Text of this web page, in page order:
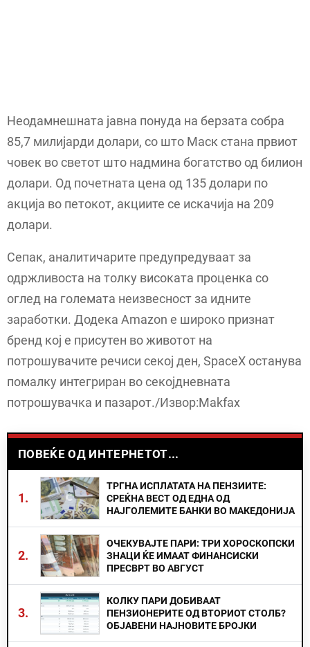
Неодамнешната јавна понуда на берзата собра
85,7 милијарди долари, со што Маск стана првиот
човек во светот што надмина богатство од билион
долари. Од почетната цена од 135 долари по
акција во петокот, акциите се искачија на 209
долари.
Сепак, аналитичарите предупредуваат за
одржливоста на толку високата проценка со
оглед на големата неизвесност за идните
заработки. Додека Amazon е широко признат
бренд кој е присутен во животот на
потрошувачите речиси секој ден, SpaceX останува
помалку интегриран во секојдневната
потрошувачка и пазарот./Извор:Makfax
ПОВЕЌЕ ОД ИНТЕРНЕТОТ...
1.
ТРГНА ИСПЛАТАТА НА ПЕНЗИИТЕ:
СРЕЌНА ВЕСТ ОД ЕДНА ОД
НАЈГОЛЕМИТЕ БАНКИ ВО МАКЕДОНИЈА
2.
ОЧЕКУВАЈТЕ ПАРИ: ТРИ ХОРОСКОПСКИ
ЗНАЦИ ЌЕ ИМААТ ФИНАНСИСКИ
ПРЕСВРТ ВО АВГУСТ
3.
КОЛКУ ПАРИ ДОБИВААТ
ПЕНЗИОНЕРИТЕ ОД ВТОРИОТ СТОЛБ?
ОБЈАВЕНИ НАЈНОВИТЕ БРОЈКИ